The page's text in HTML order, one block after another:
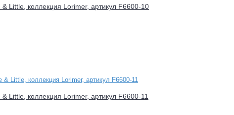
& Little, коллекция Lorimer, артикул F6600-10
Little, коллекция Lorimer, артикул F6600-11